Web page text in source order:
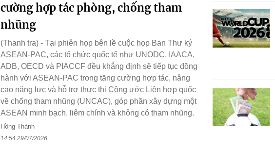
cường hợp tác phòng, chống tham
nhũng
(Thanh tra) - Tại phiên họp bên lề cuộc họp Ban Thư ký
ASEAN-PAC, các tổ chức quốc tế như UNODC, IAACA,
ADB, OECD và PIACCF đều khẳng định sẽ tiếp tục đồng
hành với ASEAN-PAC trong tăng cường hợp tác, nâng
cao năng lực và hỗ trợ thực thi Công ước Liên hợp quốc
về chống tham nhũng (UNCAC), góp phần xây dựng một
ASEAN minh bạch, liêm chính và không có tham nhũng.
Hồng Thành
14:54 29/07/2026